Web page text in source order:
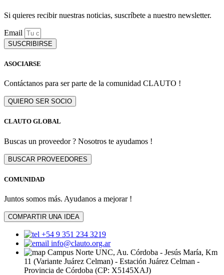
Si quieres recibir nuestras noticias, suscríbete a nuestro newsletter.
Email
SUSCRIBIRSE
ASOCIARSE
Contáctanos para ser parte de la comunidad CLAUTO !
QUIERO SER SOCIO
CLAUTO GLOBAL
Buscas un proveedor ? Nosotros te ayudamos !
BUSCAR PROVEEDORES
COMUNIDAD
Juntos somos más. Ayudanos a mejorar !
COMPARTIR UNA IDEA
+54 9 351 234 3219
info@clauto.org.ar
Campus Norte UNC, Au. Córdoba - Jesús María, Km
11 (Variante Juárez Celman) - Estación Juárez Celman -
Provincia de Córdoba (CP: X5145XAJ)